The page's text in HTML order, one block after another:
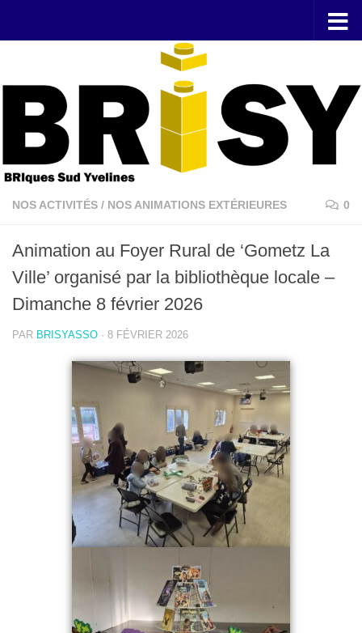
NOS ACTIVITÉS / NOS ANIMATIONS EXTÉRIEURES 0
Animation au Foyer Rural de ‘Gometz La
Ville’ organisé par la bibliothèque locale –
Dimanche 8 février 2026
PAR BRISYASSO · 8 FÉVRIER 2026